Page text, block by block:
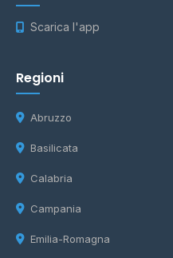
Scarica l'app
Regioni
Abruzzo
Basilicata
Calabria
Campania
Emilia-Romagna